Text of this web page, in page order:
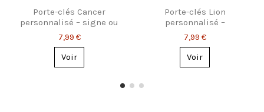
Porte-clés Cancer
personnalisé – signe ou
constellation
7,99 €
Voir
Porte-clés Lion
personnalisé –
constellation ou
symbole
7,99 €
Voir